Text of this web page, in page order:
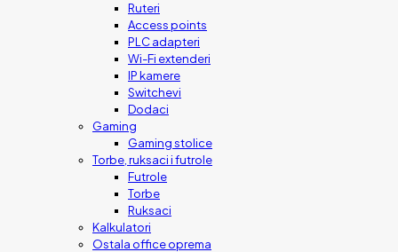
Ruteri
Access points
PLC adapteri
Wi-Fi extenderi
IP kamere
Switchevi
Dodaci
Gaming
Gaming stolice
Torbe, ruksaci i futrole
Futrole
Torbe
Ruksaci
Kalkulatori
Ostala office oprema